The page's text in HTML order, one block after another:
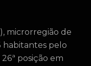
microrregião de
habitantes pelo
posição em